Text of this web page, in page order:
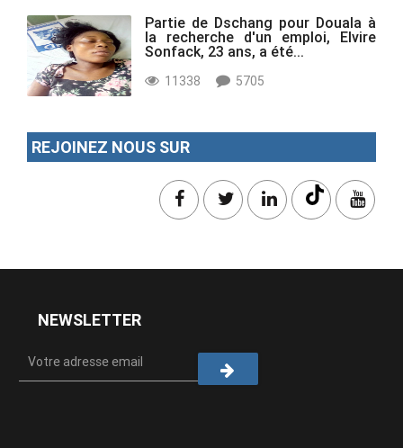
Partie de Dschang pour Douala à
la recherche d'un emploi, Elvire
Sonfack, 23 ans, a été...
11338 5705
REJOINEZ NOUS SUR
NEWSLETTER